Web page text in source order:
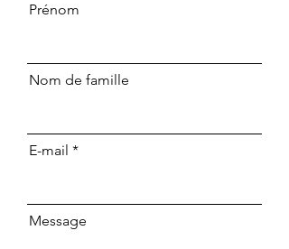
Prénom
Nom de famille
E-mail
Message